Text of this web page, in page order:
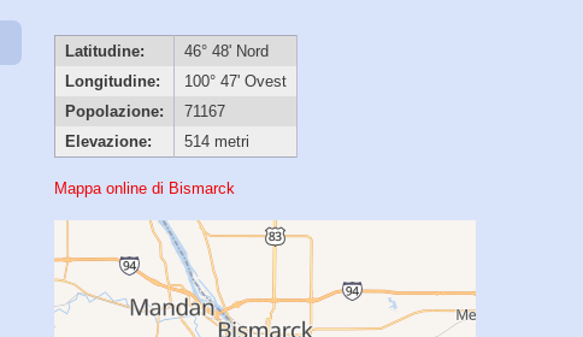
Latitudine:
46° 48' Nord
Longitudine:
100° 47' Ovest
Popolazione:
71167
Elevazione:
514 metri
Mappa online di Bismarck